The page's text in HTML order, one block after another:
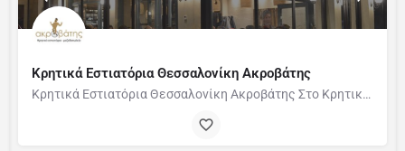
Κρητικά Εστιατόρια Θεσσαλονίκη Ακροβάτης
Κρητικά Εστιατόρια Θεσσαλονίκη Ακροβάτης Στο Κρητικό εστιατόριο Μεζεδοπωλείο «Ακροβάτης» στην οδό Παπάφη…